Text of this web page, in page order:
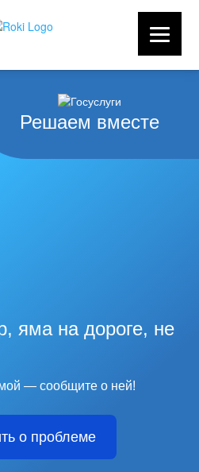
Решаем вместе
яма на дороге, не
— сообщите о ней!
о проблеме